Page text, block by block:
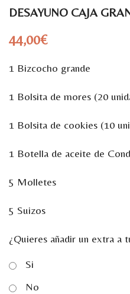
DESAYUNO CAJA
44,00€
1 Bizcocho grande
1 Bolsita de mores (20
1 Bolsita de cookies (10
1 Botella de aceite de
5 Molletes
5 Suizos
¿Quieres añadir un extra a
Si
No